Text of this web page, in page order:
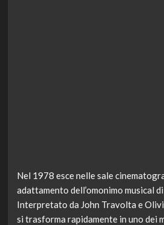
Nel 1978 esce nelle sale
adattamento dell’omonimo musical
Interpretato da John Travolta e
si trasforma rapidamente in uno dei